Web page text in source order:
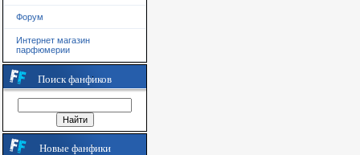
Форум
Интернет магазин
парфюмерии
Поиск фанфиков
Новые фанфики